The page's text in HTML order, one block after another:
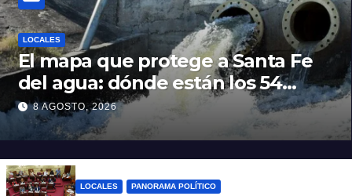
LOCALES
El mapa que protege a Santa Fe
del agua: dónde están los 54
puntos de bombeo
8 AGOSTO, 2026
LOCALES PANORAMA POLÍTICO